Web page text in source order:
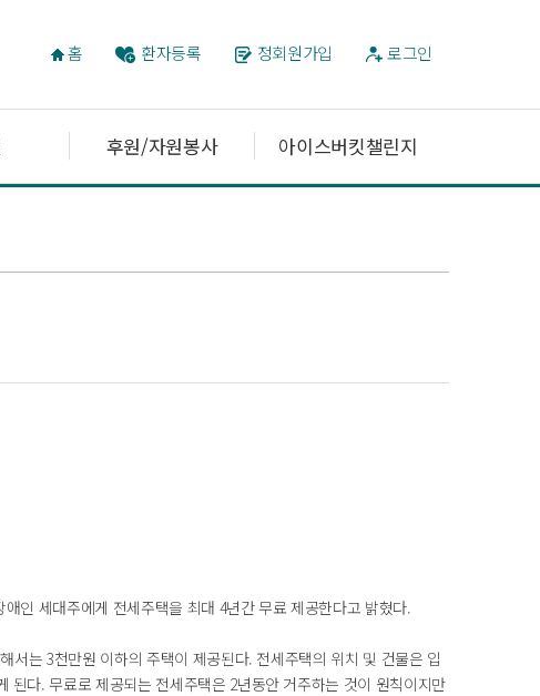
홈 환자등록 정회원가입 로그인
후원/자원봉사 아이스버킷챌린지
인 세대주에게 전세주택을 최대 4년간 무료 제공한다고 밝혔다.
서는 3천만원 이하의 주택이 제공된다. 전세주택의 위치 및 건물은 입
다. 무료로 제공되는 전세주택은 2년동안 거주하는 것이 원칙이지만